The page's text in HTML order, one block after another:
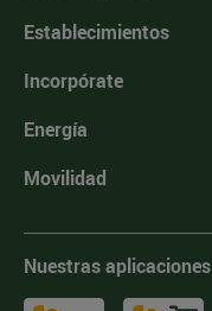
Establecimientos
Incorpórate
Energía
Movilidad
Nuestras aplicaciones